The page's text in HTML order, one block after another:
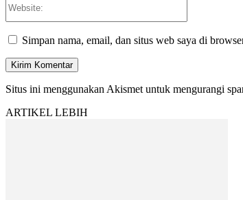
Simpan nama, email, dan situs web saya di
Situs ini menggunakan Akismet untuk mengurangi
ARTIKEL LEBIH